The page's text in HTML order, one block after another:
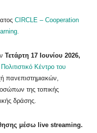
CIRCLE – Cooperation
Τετάρτη 17 Ιουνίου 2026,
Κέντρο του
πανεπιστημιακών,
της τοπικής
δράσης.
μέσω live streaming.